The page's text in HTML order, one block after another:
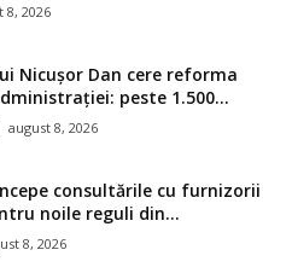
8, 2026
Nicușor Dan cere reforma
peste 1.500...
august 8, 2026
consultările cu furnizorii
noile reguli din...
8, 2026